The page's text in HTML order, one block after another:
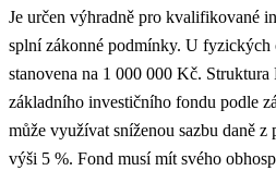
Je určen výhradně pro kvalifikované
splní zákonné podmínky. U fyzických
stanovena na 1 000 000 Kč.
základního investičního fondu podle
může využívat sníženou sazbu daně
výši 5 %. Fond musí mít svého